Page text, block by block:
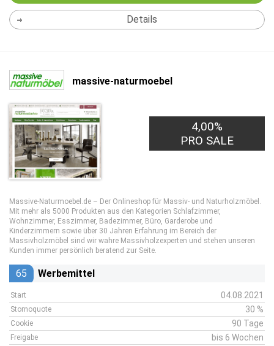
Details
massive-naturmoebel
4,00%
PRO SALE
Massive-Naturmoebel.de – Der Onlineshop für Massiv- und Naturholzmöbel.
Mit mehr als 5000 Produkten aus den Kategorien Schlafzimmer,
Wohnzimmer, Esszimmer, Badezimmer, Büro, Garderobe und
Kinderzimmern sowie über 30 Jahren Erfahrung im Bereich der
Massivholzmöbel sind wir wahre Massivholzexperten und stehen unseren
Kunden immer persönlich beratend zur Seite.
65 Werbemittel
Start 04.08.2021
Stornoquote 30 %
Cookie 90 Tage
Freigabe bis 6 Wochen